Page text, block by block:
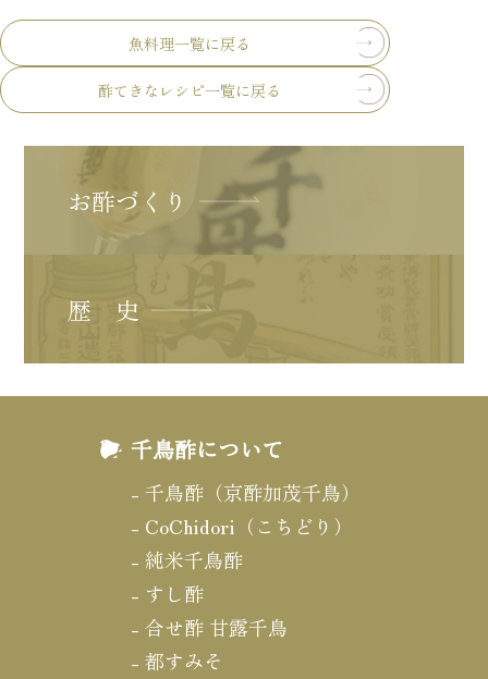
魚料理一覧に戻る
酢てきなレシピ一覧に戻る
お酢づくり
歴 史
千鳥酢について
千鳥酢（京酢加茂千鳥）
CoChidori（こちどり）
純米千鳥酢
すし酢
合せ酢 甘露千鳥
都すみそ